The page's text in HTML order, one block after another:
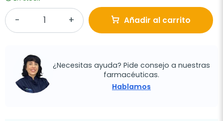
Añadir al carrito
¿Necesitas ayuda? Pide consejo a nuestras
farmacéuticas.
Hablamos